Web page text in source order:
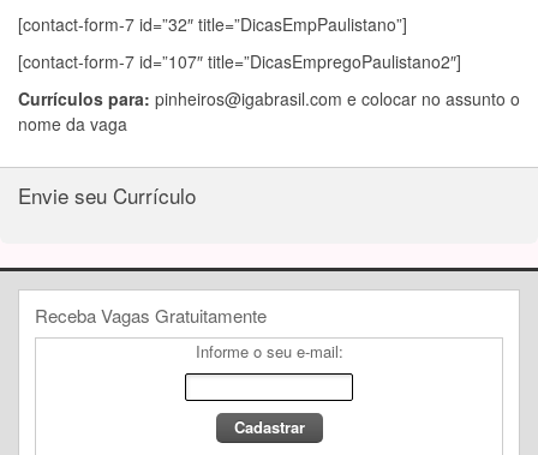
[contact-form-7 id=”32″ title=”DicasEmpPaulistano”]
[contact-form-7 id=”107″ title=”DicasEmpregoPaulistano2″]
Currículos para: pinheiros@igabrasil.com e colocar no assunto o
nome da vaga
Envie seu Currículo
Receba Vagas Gratuitamente
Informe o seu e-mail: